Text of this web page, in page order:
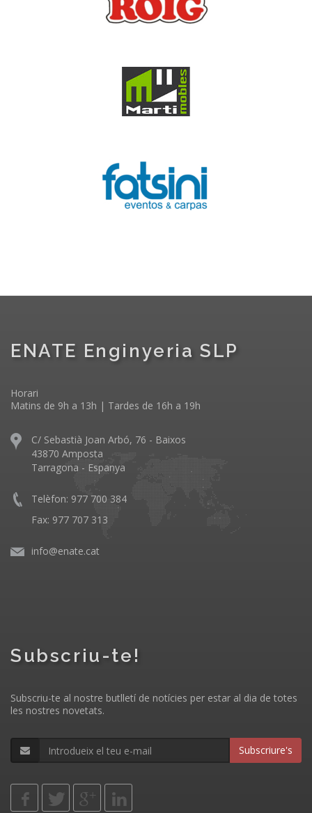
ENATE Enginyeria SLP
Horari
Matins de 9h a 13h | Tardes de 16h a 19h
C/ Sebastià Joan Arbó, 76 - Baixos
43870 Amposta
Tarragona - Espanya
Telèfon: 977 700 384
Fax: 977 707 313
info@enate.cat
Subscriu-te!
Subscriu-te al nostre butlletí de notícies per estar al dia de totes
les nostres novetats.
Subscriure's